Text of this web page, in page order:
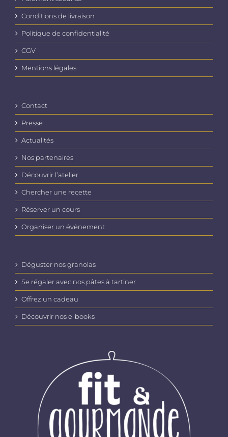
Conditions de livraison
Politique de confidentialité
CGV
Mentions légales
Contact
Presse
Actualités
Nos partenaires
Découvrir l’atelier
Chercher une recette
Réserver un cours
Organiser un évènement
Déguster nos granolas
Se régaler avec nos pâtes à tartiner
Offrez un cadeau
Découvrir nos e-books